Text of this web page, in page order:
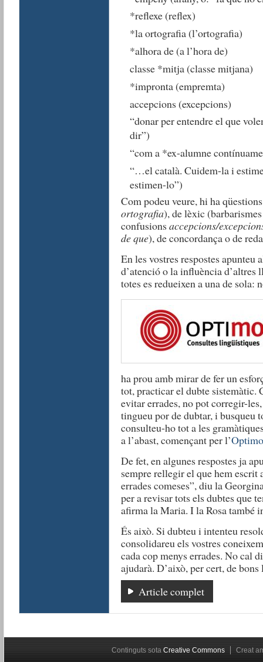
*reflexe (reflex)
*la ortografia (l’ortografia)
*alhora de (a l’hora de)
classe *mitja (classe mitjana)
*impronta (empremta)
accepcions (excepcions)
“donar per entendre el que
dir”)
“com a *ex-alumne
“…el català. Cuidem-la i
estimen-lo”)
Com podeu veure, hi ha
ortografia), de lèxic
confusionsaccepcions/
de que), de concordança o de
En les vostres respostes apunteu
d’atenció o la influència d’altres
totes es redueixen a una de sola:
ha prou amb mirar de fer un
tot, practicar el dubte sistemàtic.
evitar errades, no pot corregir-
tingueu por de dubtar, i busqueu
consulteu-ho tot a les
a l’abast, començant per l’
De fet, en algunes respostes ja
sempre rellegir el que hem escrit
errades comeses”, diu la
per a revisar tots els dubtes que
afirma la Maria. I la Rosa també
És això. Si dubteu i intenteu
consolidareu els vostres
cada cop menys errades. No cal
ajudarà. D’això, per cert, de
Article complet
Continguts sota Creative Commons Creat